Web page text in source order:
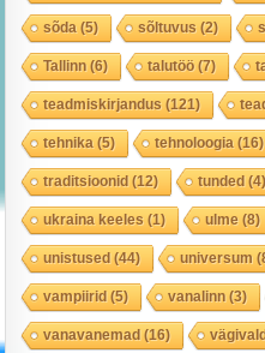
sõda (5) sõltuvus (2)
Tallinn(6) talutöö(7)
teadmiskirjandus (121)
tehnika (5) tehnoloogia (16)
traditsioonid(12) tunded(4)
ukraina keeles (1) ulme (8)
unistused(44) universum
vampiirid(5) vanalinn(3)
vanavanemad(16)